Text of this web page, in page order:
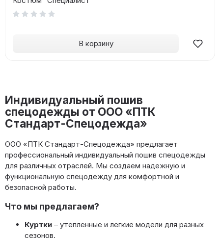
В корзину
Индивидуальный пошив
спецодежды от ООО «ПТК
Стандарт-Спецодежда»
ООО «ПТК Стандарт-Спецодежда» предлагает
профессиональный индивидуальный пошив спецодежды
для различных отраслей. Мы создаем надежную и
функциональную спецодежду для комфортной и
безопасной работы.
Что мы предлагаем?
Куртки – утепленные и легкие модели для разных
сезонов.